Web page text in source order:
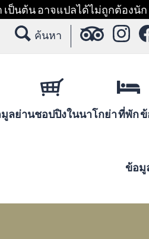
เป็นต้น อาจแปลได้ไม่ถูกต้องนัก
ค้นหา
ลย่านชอปปิงในนาโกย่าที่พัก
ข้อมู